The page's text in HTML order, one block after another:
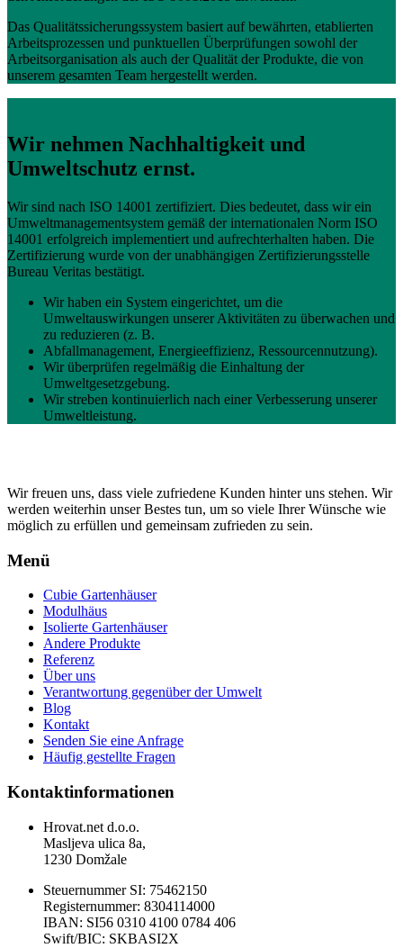
Das Qualitätssicherungssystem basiert auf bewährten, etablierten
Arbeitsprozessen und punktuellen Überprüfungen sowohl der
Arbeitsorganisation als auch der Qualität der Produkte, die von
unserem gesamten Team hergestellt werden.
Wir nehmen Nachhaltigkeit und
Umweltschutz ernst.
Wir sind nach ISO 14001 zertifiziert. Dies bedeutet, dass wir ein
Umweltmanagementsystem gemäß der internationalen Norm ISO
14001 erfolgreich implementiert und aufrechterhalten haben. Die
Zertifizierung wurde von der unabhängigen Zertifizierungsstelle
Bureau Veritas bestätigt.
Wir haben ein System eingerichtet, um die
Umweltauswirkungen unserer Aktivitäten zu überwachen und
zu reduzieren (z. B.
Abfallmanagement, Energieeffizienz, Ressourcennutzung).
Wir überprüfen regelmäßig die Einhaltung der
Umweltgesetzgebung.
Wir streben kontinuierlich nach einer Verbesserung unserer
Umweltleistung.
Wir freuen uns, dass viele zufriedene Kunden hinter uns stehen. Wir
werden weiterhin unser Bestes tun, um so viele Ihrer Wünsche wie
möglich zu erfüllen und gemeinsam zufrieden zu sein.
Menü
Cubie Gartenhäuser
Modulhäus
Isolierte Gartenhäuser
Andere Produkte
Referenz
Über uns
Verantwortung gegenüber der Umwelt
Blog
Kontakt
Senden Sie eine Anfrage
Häufig gestellte Fragen
Kontaktinformationen
Hrovat.net d.o.o.
Masljeva ulica 8a,
1230 Domžale
Steuernummer SI: 75462150
Registernummer: 8304114000
IBAN: SI56 0310 4100 0784 406
Swift/BIC: SKBASI2X